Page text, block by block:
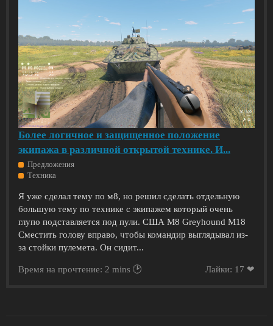
Более логичное и защищенное положение
экипажа в различной открытой технике. И...
Предложения
Техника
Я уже сделал тему по м8, но решил сделать отдельную
большую тему по технике с экипажем который очень
глупо подставляется под пули. США M8 Greyhound M18
Сместить голову вправо, чтобы командир выглядывал из-
за стойки пулемета. Он сидит...
Время на прочтение: 2 mins 🕑 Лайки: 17 ❤